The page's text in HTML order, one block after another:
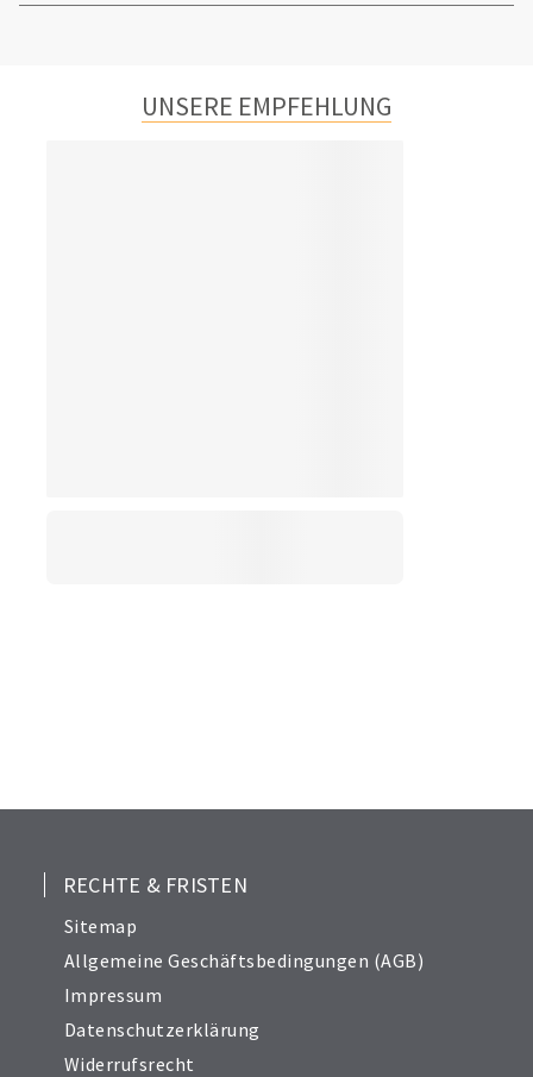
UNSERE EMPFEHLUNG
RECHTE & FRISTEN
Sitemap
Allgemeine Geschäftsbedingungen (AGB)
Impressum
Datenschutzerklärung
Widerrufsrecht